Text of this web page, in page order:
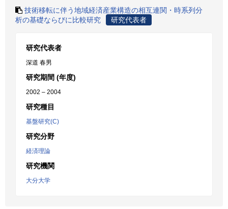
技術移転に伴う地域経済産業構造の相互連関・時系列分
析の基礎ならびに比較研究
研究代表者
研究代表者
深道 春男
研究期間 (年度)
2002 – 2004
研究種目
基盤研究(C)
研究分野
経済理論
研究機関
大分大学